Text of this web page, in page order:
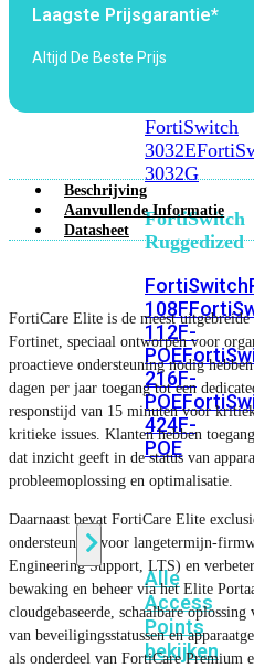
3000
FortiSwitch
3032E
3032G
FortiSwitch
Ruggedized
108F
112F-
POE
216F-
POE
424F-
POE
WiFi
Alle
Access
Points
bekijken
Laagste Prijsgarantie*
Altijd De Beste Prijs
Beschrijving
Aanvullende Informatie
Datasheet
FortiCare Elite is de meest uitgebreide
Fortinet, speciaal ontworpen voor
proactieve ondersteuning nodig
dagen per jaar toegang tot een
responstijd van 15 minuten voor
kritieke issues. Klanten hebben
dat inzicht geeft in de status van
probleemoplossing en optimalisatie.
Daarnaast bevat FortiCare Elite
ondersteuning voor langetermijn-
Engineering Support, LTS) en
bewaking en beheer via het Elite
cloudgebaseerde, schaalbare
van beveiligingsstatussen en
als onderdeel van FortiCare Premium